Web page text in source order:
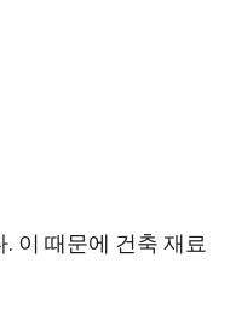
이 때문에 건축 재료